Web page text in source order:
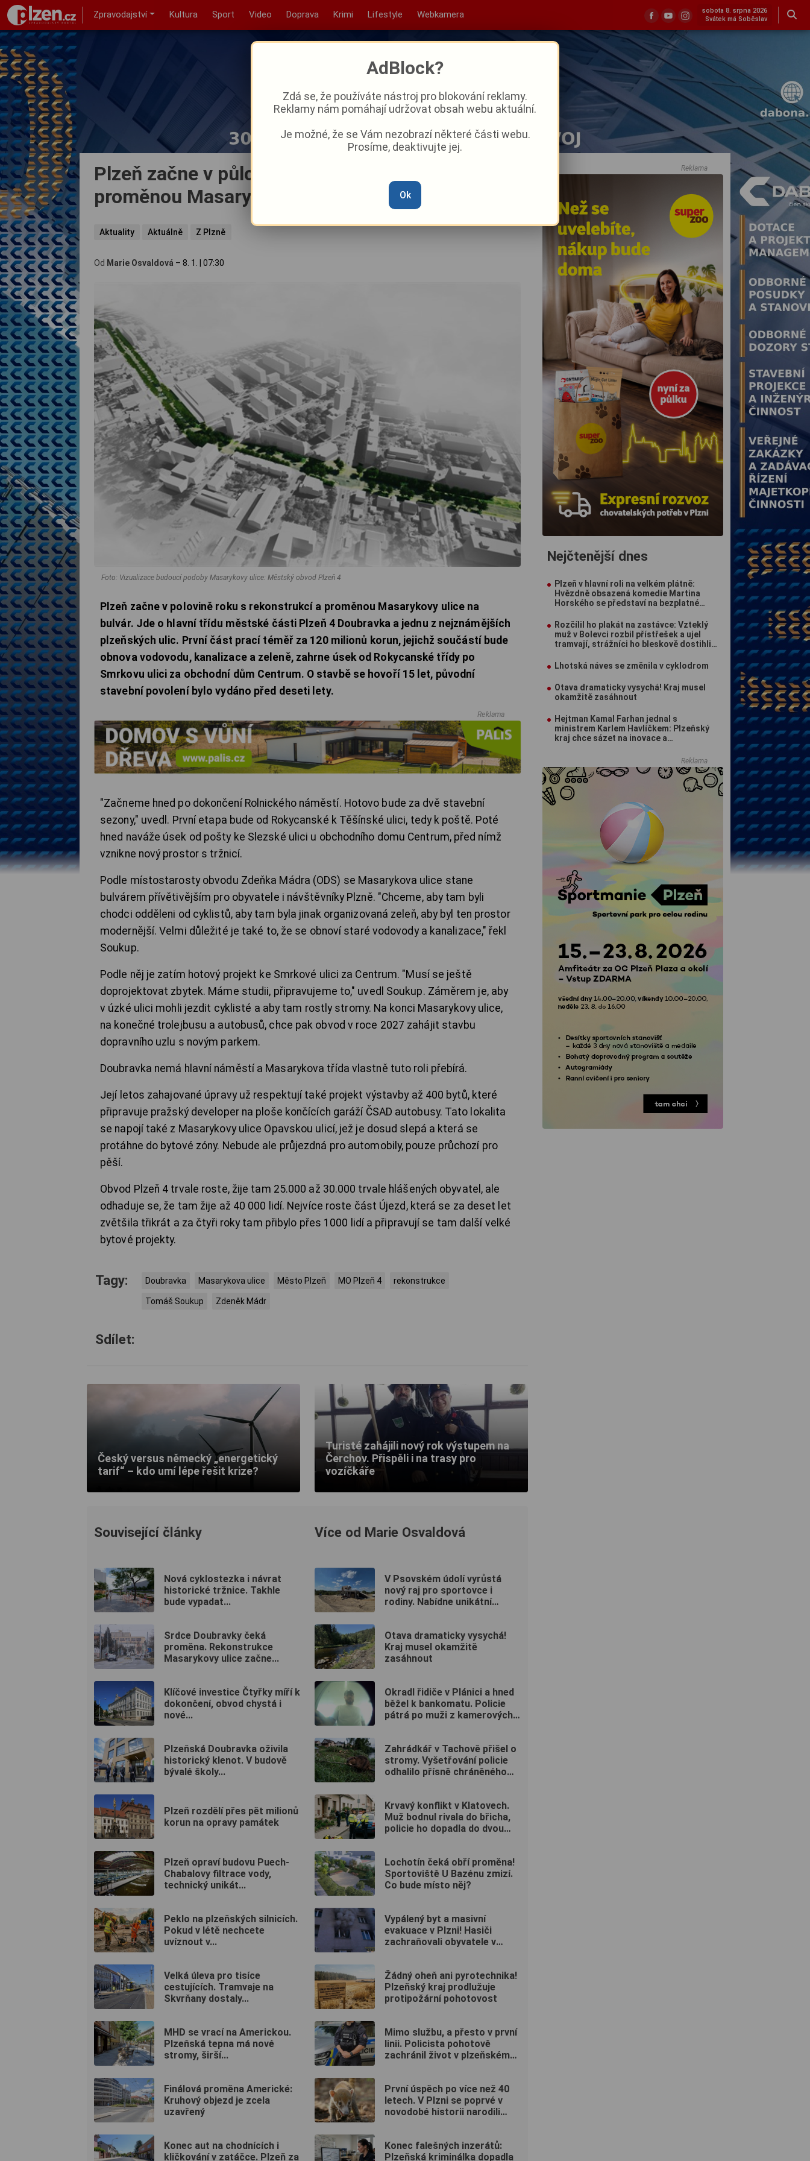
Zpravodajství Kultura Sport Video Doprava Krimi Lifestyle Webkamera
sobota 8. srpna 2026
Svátek má Soběslav
Plzeň začne v půlce roku s rekonstrukcí a
proměnou Masarykovy ulice na bulvár
Aktuality Aktuálně Z Plzně
Od Marie Osvaldová – 8. 1. 07:30
Foto: Vizualizace budoucí podoby Masarykovy ulice: Městský obvod Plzeň 4
Plzeň začne v polovině roku s rekonstrukcí a proměnou Masarykovy ulice na
bulvár. Jde o hlavní třídu městské části Plzeň 4 Doubravka a jednu z nejznámějších
plzeňských ulic. První část prací téměř za 120 milionů korun, jejichž součástí bude
obnova vodovodu, kanalizace a zeleně, zahrne úsek od Rokycanské třídy po
Smrkovu ulici za obchodní dům Centrum. O stavbě se hovoří 15 let, původní
stavební povolení bylo vydáno před deseti lety.
Reklama
"Začneme hned po dokončení Rolnického náměstí. Hotovo bude za dvě stavební
sezony," uvedl. První etapa bude od Rokycanské k Těšínské ulici, tedy k poště. Poté
hned naváže úsek od pošty ke Slezské ulici u obchodního domu Centrum, před nímž
vznikne nový prostor s tržnicí.
Podle místostarosty obvodu Zdeňka Mádra (ODS) se Masarykova ulice stane
bulvárem přívětivějším pro obyvatele i návštěvníky Plzně. "Chceme, aby tam byli
chodci odděleni od cyklistů, aby tam byla jinak organizovaná zeleň, aby byl ten prostor
modernější. Velmi důležité je také to, že se obnoví staré vodovody a kanalizace," řekl
Soukup.
Podle něj je zatím hotový projekt ke Smrkové ulici za Centrum. "Musí se ještě
doprojektovat zbytek. Máme studii, připravujeme to," uvedl Soukup. Záměrem je, aby
v úzké ulici mohli jezdit cyklisté a aby tam rostly stromy. Na konci Masarykovy ulice,
na konečné trolejbusu a autobusů, chce pak obvod v roce 2027 zahájit stavbu
dopravního uzlu s novým parkem.
Doubravka nemá hlavní náměstí a Masarykova třída vlastně tuto roli přebírá.
Její letos zahajované úpravy už respektují také projekt výstavby až 400 bytů, které
připravuje pražský developer na ploše končících garáží ČSAD autobusy. Tato lokalita
se napojí také z Masarykovy ulice Opavskou ulicí, jež je dosud slepá a která se
protáhne do bytové zóny. Nebude ale průjezdná pro automobily, pouze průchozí pro
pěší.
Obvod Plzeň 4 trvale roste, žije tam 25.000 až 30.000 trvale hlášených obyvatel, ale
odhaduje se, že tam žije až 40 000 lidí. Nejvíce roste část Újezd, která se za deset let
zvětšila třikrát a za čtyři roky tam přibylo přes 1000 lidí a připravují se tam další velké
bytové projekty.
Tagy: Doubravka Masarykova ulice Město Plzeň MO Plzeň 4 rekonstrukce
Tomáš Soukup Zdeněk Mádr
Sdílet:
Český versus německý „energetický
tarif“ – kdo umí lépe řešit krize?
Turisté zahájili nový rok výstupem na
Čerchov. Přispěli i na trasy pro
vozíčkáře
Související články
Nová cyklostezka i návrat
historické tržnice. Takhle
bude vypadat...
Srdce Doubravky čeká
proměna. Rekonstrukce
Masarykovy ulice začne...
Klíčové investice Čtyřky míří k
dokončení, obvod chystá i
nové...
Plzeňská Doubravka oživila
historický klenot. V budově
bývalé školy...
Plzeň rozdělí přes pět milionů
korun na opravy památek
Plzeň opraví budovu Puech-
Chabalovy filtrace vody,
technický unikát...
Peklo na plzeňských silnicích.
Pokud v létě nechcete
uvíznout v...
Velká úleva pro tisíce
cestujících. Tramvaje na
Skvrňany dostaly...
MHD se vrací na Americkou.
Plzeňská tepna má nové
stromy, širší...
Finálová proměna Americké:
Kruhový objezd je zcela
uzavřený
Konec aut na chodnících i
kličkování v zatáčce. Plzeň za
Více od Marie Osvaldová
V Psovském údolí vyrůstá
nový raj pro sportovce i
rodiny. Nabídne unikátní
Otava dramaticky vysychá!
Kraj musel okamžitě
zasáhnout
Okradl řidiče v Plánici a hned
běžel k bankomatu. Policie
pátrá po muži z kamerových
Zahrádkář v Tachově přišel o
stromy. Vyšetřování policie
odhalilo přísně chráněného
Krvavý konflikt v Klatovech.
Muž bodnul rivala do břicha,
policie ho dopadla do dvou
Lochotín čeká obří proměna!
Sportoviště U Bazénu zmizí.
Co bude místo něj?
Vypálený byt a masivní
evakuace v Plzni! Hasiči
zachraňovali obyvatele v
Žádný oheň ani pyrotechnika!
Plzeňský kraj prodlužuje
protipožární pohotovost
Mimo službu, a přesto v první
linii. Policista pohotově
zachránil život v plzeňském
První úspěch po více než 40
letech. V Plzni se poprvé v
novodobé historii narodili
Konec falešných inzerátů:
Plzeňská kriminálka dopadla
Reklama
Nejčtenější dnes
Plzeň v hlavní roli na velkém plátně:
Hvězdně obsazená komedie Martina
Horského se představí na bezplatné
Rozčílil ho plakát na zastávce: Vzteklý
muž v Bolevci rozbil přístřešek a ujel
tramvají, strážníci ho bleskově dostihli
Lhotská náves se změnila v cyklodrom
Otava dramaticky vysychá! Kraj musel
okamžitě zasáhnout
Hejtman Kamal Farhan jednal s
ministrem Karlem Havlíčkem: Plzeňský
kraj chce sázet na inovace a
Reklama
AdBlock?
Zdá se, že používáte nástroj pro blokování reklamy.
Reklamy nám pomáhají udržovat obsah webu aktuální.
Je možné, že se Vám nezobrazí některé části webu.
Prosíme, deaktivujte jej.
Ok